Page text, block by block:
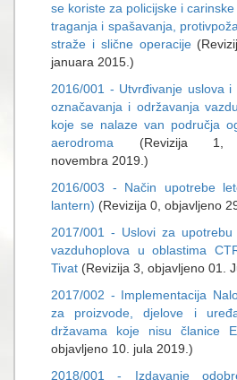
se koriste za policijske i
traganja i spašavanja,
straže i slične operacije
januara 2015.)
2016/001 - Utvrđivanje uslova i
označavanja i održavanja
koje se nalaze van područja
aerodroma (Revizija 1,
novembra 2019.)
2016/003 - Način upotrebe
lantern) (Revizija 0, objavljeno
2017/001 - Uslovi za upotrebu
vazduhoplova u oblastima
Tivat (Revizija 3, objavljeno 01.
2017/002 - Implementacija
za proizvode, djelove i
državama koje nisu članice
objavljeno 10. jula 2019.)
2018/001 - Izdavanje